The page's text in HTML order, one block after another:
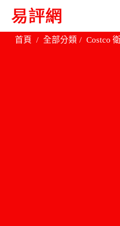
首頁 全部分類 Costco